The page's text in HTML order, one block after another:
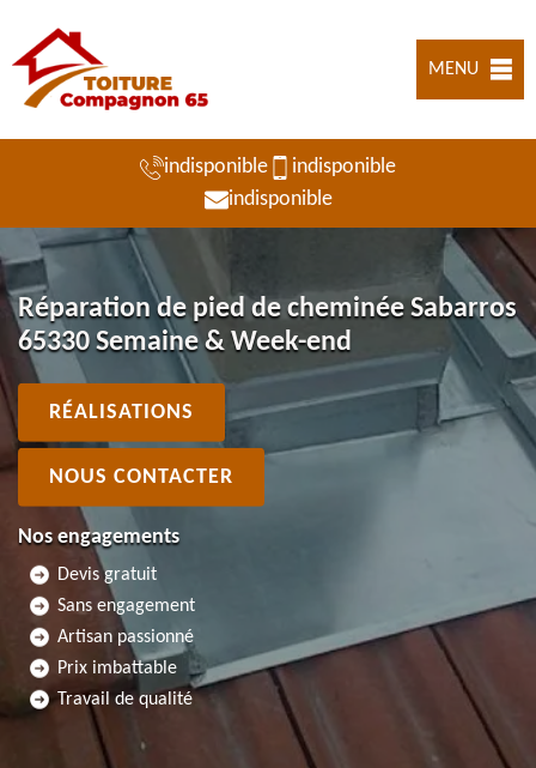
MENU
indisponible
indisponible
indisponible
Réparation de pied de cheminée Sabarros
65330 Semaine & Week-end
RÉALISATIONS
NOUS CONTACTER
Nos engagements
Devis gratuit
Sans engagement
Artisan passionné
Prix imbattable
Travail de qualité